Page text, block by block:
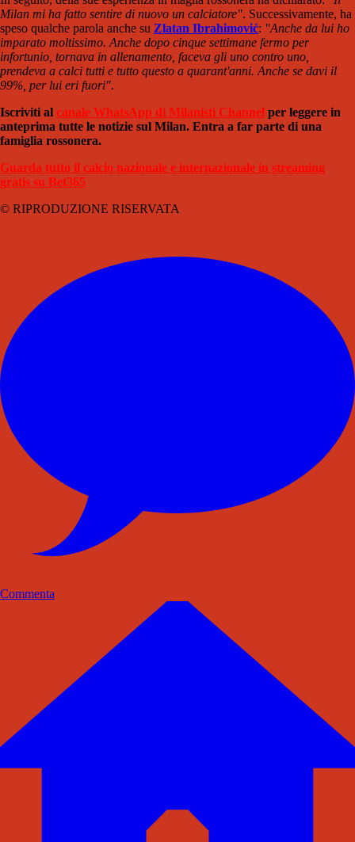
Milan mi ha fatto sentire di nuovo un calciatore". Successivamente, ha
speso qualche parola anche su Zlatan Ibrahimović: "Anche da lui ho
imparato moltissimo. Anche dopo cinque settimane fermo per
infortunio, tornava in allenamento, faceva gli uno contro uno,
prendeva a calci tutti e tutto questo a quarant'anni. Anche se davi il
99%, per lui eri fuori".
Iscriviti al canale WhatsApp di Milanisti Channel per leggere in
anteprima tutte le notizie sul Milan. Entra a far parte di una
famiglia rossonera.
Guarda tutto il calcio nazionale e internazionale in streaming
gratis su Bet365
© RIPRODUZIONE RISERVATA
Commenta